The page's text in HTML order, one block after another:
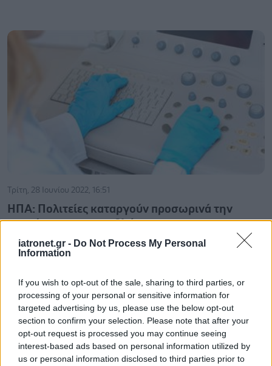
iatronet.gr - Do Not Process My Personal
Information
If you wish to opt-out of the sale, sharing to third parties, or
processing of your personal or sensitive information for
targeted advertising by us, please use the below opt-out
section to confirm your selection. Please note that after your
opt-out request is processed you may continue seeing
interest-based ads based on personal information utilized by
us or personal information disclosed to third parties prior to
Τρίτη, 28 Ιουνίου 2022, 16:51
ΗΠΑ: Πολιτείες καταργούν προσωρινά την
απαγόρευση των αμβλώσεων
Ξεκίνησε η δικαστική αντεπίθεση που έχει στόχο να μην
εφαρμοστεί η πρόσφατη απόφαση του Ανωτάτου
δύσβατος.